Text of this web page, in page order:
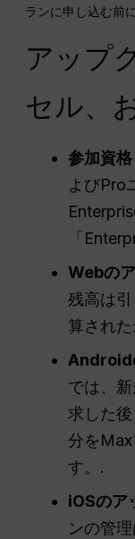
ランに申し込む前
アップ
セル、
参加資格
よびPro
「
Webの
残高は
算され
Android
では、
求した
分をMax
す。.
iOSのア
ンの管